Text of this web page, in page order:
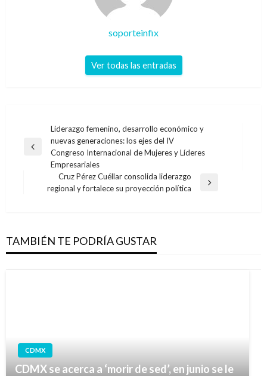
soporteinfix
Ver todas las entradas
Navegación
de
entradas
Entrada
anterior
Liderazgo femenino, desarrollo económico y
nuevas generaciones: los ejes del IV
Congreso Internacional de Mujeres y Líderes
Empresariales
Entrada
Cruz Pérez Cuéllar consolida liderazgo
regional y fortalece su proyección política
TAMBIÉN TE PODRÍA GUSTAR
CDMX
CDMX se acerca a ‘morir de sed’, en junio se le